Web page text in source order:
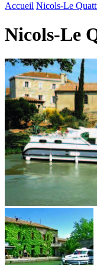
Accueil Nicols-Le
Nicols-Le